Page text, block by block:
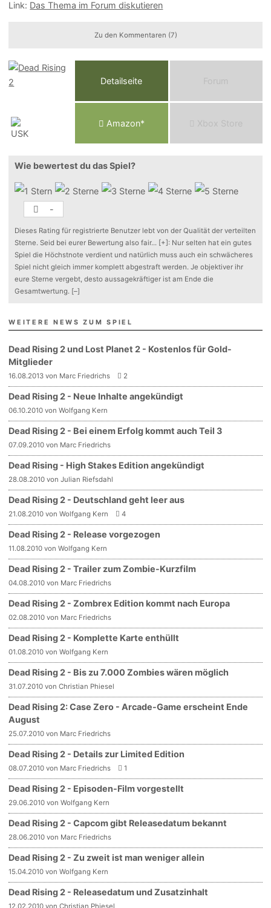
Link: Das Thema im Forum diskutieren
Zu den Kommentaren (7)
Detailseite Forum
Amazon* Xbox Store
Wie bewertest du das Spiel?
-
Dieses Rating für registrierte Benutzer lebt von der Qualität der verteilten
Sterne. Seid bei eurer Bewertung also fair... [+]: Nur selten hat ein gutes
Spiel die Höchstnote verdient und natürlich muss auch ein schwächeres
Spiel nicht gleich immer komplett abgestraft werden. Je objektiver ihr
eure Sterne vergebt, desto aussagekräftiger ist am Ende die
Gesamtwertung. [–]
WEITERE NEWS ZUM SPIEL
Dead Rising 2 und Lost Planet 2 - Kostenlos für Gold-
Mitglieder
16.08.2013 von Marc Friedrichs 2
Dead Rising 2 - Neue Inhalte angekündigt
06.10.2010 von Wolfgang Kern
Dead Rising 2 - Bei einem Erfolg kommt auch Teil 3
07.09.2010 von Marc Friedrichs
Dead Rising - High Stakes Edition angekündigt
28.08.2010 von Julian Riefsdahl
Dead Rising 2 - Deutschland geht leer aus
21.08.2010 von Wolfgang Kern 4
Dead Rising 2 - Release vorgezogen
11.08.2010 von Wolfgang Kern
Dead Rising 2 - Trailer zum Zombie-Kurzfilm
04.08.2010 von Marc Friedrichs
Dead Rising 2 - Zombrex Edition kommt nach Europa
02.08.2010 von Marc Friedrichs
Dead Rising 2 - Komplette Karte enthüllt
01.08.2010 von Wolfgang Kern
Dead Rising 2 - Bis zu 7.000 Zombies wären möglich
31.07.2010 von Christian Phiesel
Dead Rising 2: Case Zero - Arcade-Game erscheint Ende
August
25.07.2010 von Marc Friedrichs
Dead Rising 2 - Details zur Limited Edition
08.07.2010 von Marc Friedrichs 1
Dead Rising 2 - Episoden-Film vorgestellt
29.06.2010 von Wolfgang Kern
Dead Rising 2 - Capcom gibt Releasedatum bekannt
28.06.2010 von Marc Friedrichs
Dead Rising 2 - Zu zweit ist man weniger allein
15.04.2010 von Wolfgang Kern
Dead Rising 2 - Releasedatum und Zusatzinhalt
12.02.2010 von Christian Phiesel